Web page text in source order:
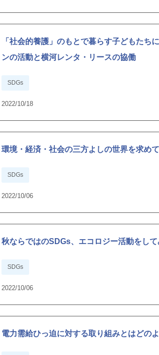
「社会的養護」のもとで暮らす子どもたち
ンの活動と横河レンタ・リースの協働
SDGs
2022/10/18
環境・経済・社会の三方よしの世界を求め
SDGs
2022/10/06
秋ならではのSDGs、エコロジー活動をして
SDGs
2022/10/06
電力需給ひっ迫に対する取り組みとはどの